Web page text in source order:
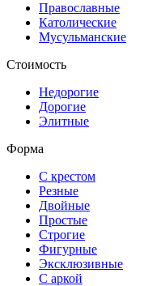
Православные
Католические
Мусульманские
Стоимость
Недорогие
Дорогие
Элитные
Форма
С крестом
Резные
Двойные
Простые
Строгие
Фигурные
Эксклюзивные
С аркой